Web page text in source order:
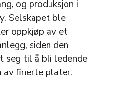
og produksjon i
Selskapet ble
oppkjøp av et
siden den
seg til å bli ledende
av finerte plater.